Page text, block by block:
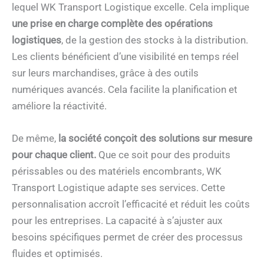
lequel WK Transport Logistique excelle. Cela implique
une prise en charge complète des opérations
logistiques, de la gestion des stocks à la distribution.
Les clients bénéficient d’une visibilité en temps réel
sur leurs marchandises, grâce à des outils
numériques avancés. Cela facilite la planification et
améliore la réactivité.
De même, la société conçoit des solutions sur mesure
pour chaque client. Que ce soit pour des produits
périssables ou des matériels encombrants, WK
Transport Logistique adapte ses services. Cette
personnalisation accroît l’efficacité et réduit les coûts
pour les entreprises. La capacité à s’ajuster aux
besoins spécifiques permet de créer des processus
fluides et optimisés.